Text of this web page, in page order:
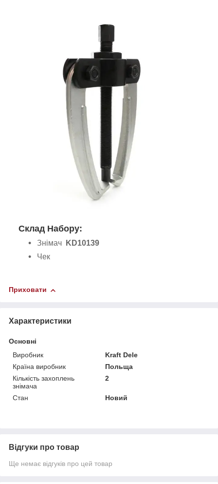
Склад Набору:
Знімач
KD10139
Чек
Приховати
Характеристики
Основні
Виробник
Kraft Dele
Країна виробник
Польща
Кількість захоплень
знімача
2
Стан Новий
Відгуки про товар
Ще немає відгуків про цей товар